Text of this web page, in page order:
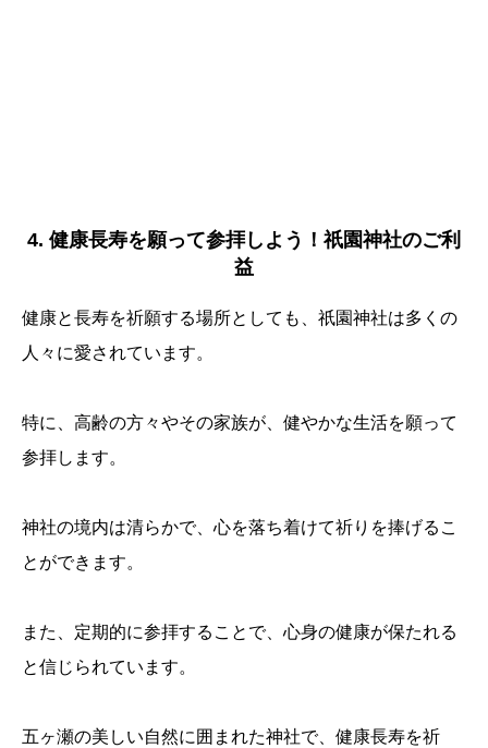
4. 健康長寿を願って参拝しよう！祇園神社のご利
益
健康と長寿を祈願する場所としても、祇園神社は多くの
人々に愛されています。
特に、高齢の方々やその家族が、健やかな生活を願って
参拝します。
神社の境内は清らかで、心を落ち着けて祈りを捧げるこ
とができます。
また、定期的に参拝することで、心身の健康が保たれる
と信じられています。
五ヶ瀬の美しい自然に囲まれた神社で、健康長寿を祈